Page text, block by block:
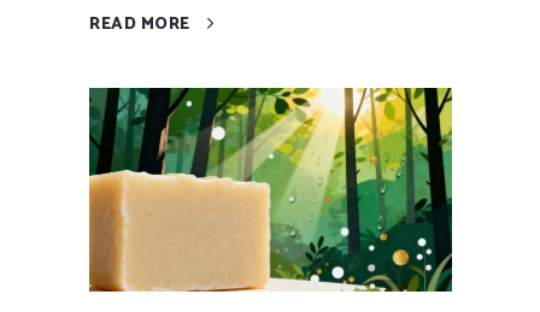
READ MORE